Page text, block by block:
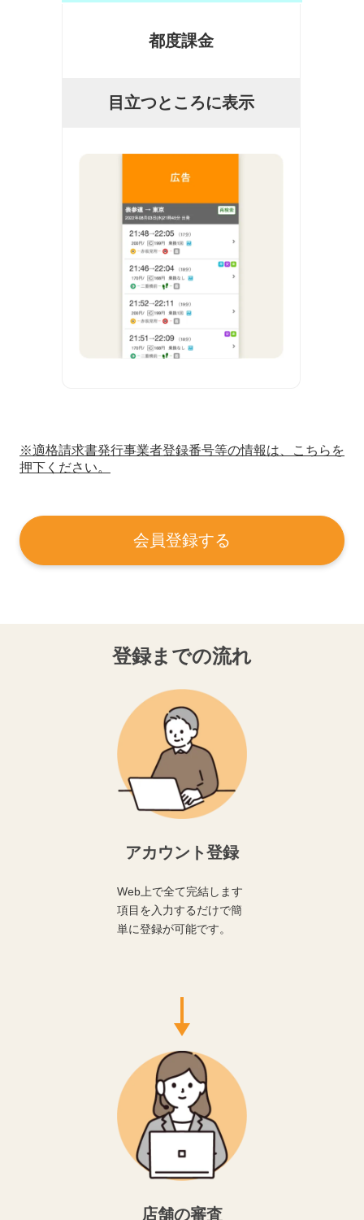
都度課金
目立つところに表示
※適格請求書発行事業者登録番号等の情報は、こちらを
押下ください。
会員登録する
登録までの流れ
アカウント登録
Web上で全て完結します
項目を入力するだけで簡
単に登録が可能です。
店舗の審査